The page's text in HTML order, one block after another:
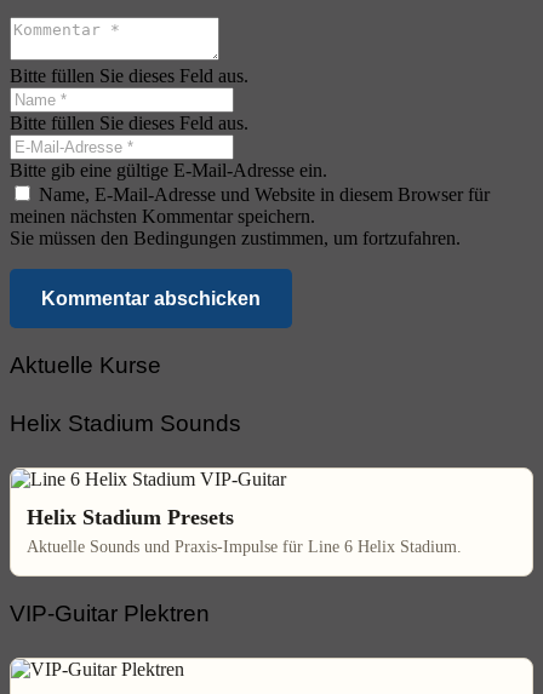
Bitte füllen Sie dieses Feld aus.
Bitte füllen Sie dieses Feld aus.
Bitte gib eine gültige E-Mail-Adresse ein.
Name, E-Mail-Adresse und Website in diesem Browser für
meinen nächsten Kommentar speichern.
Sie müssen den Bedingungen zustimmen, um fortzufahren.
Kommentar abschicken
Aktuelle Kurse
Helix Stadium Sounds
Helix Stadium Presets
Aktuelle Sounds und Praxis-Impulse für Line 6 Helix Stadium.
VIP-Guitar Plektren